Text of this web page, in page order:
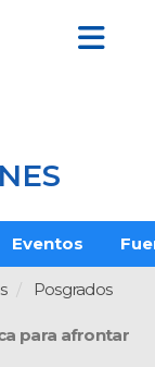
Eventos
Posgrados
para afrontar